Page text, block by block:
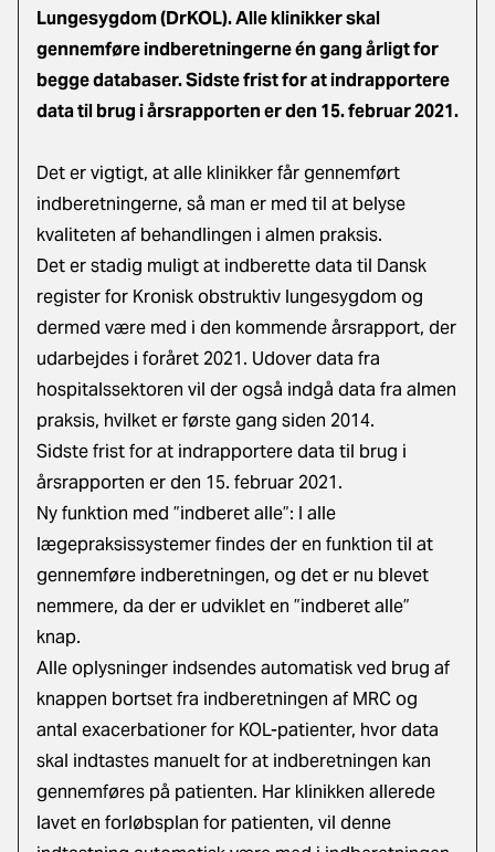
Lungesygdom (DrKOL). Alle klinikker skal
gennemføre indberetningerne én gang årligt for
begge databaser. Sidste frist for at indrapportere
data til brug i årsrapporten er den 15. februar 2021.
Det er vigtigt, at alle klinikker får gennemført
indberetningerne, så man er med til at belyse
kvaliteten af behandlingen i almen praksis.
Det er stadig muligt at indberette data til Dansk
register for Kronisk obstruktiv lungesygdom og
dermed være med i den kommende årsrapport, der
udarbejdes i foråret 2021. Udover data fra
hospitalssektoren vil der også indgå data fra almen
praksis, hvilket er første gang siden 2014.
Sidste frist for at indrapportere data til brug i
årsrapporten er den 15. februar 2021.
Ny funktion med ”indberet alle”: I alle
lægepraksissystemer findes der en funktion til at
gennemføre indberetningen, og det er nu blevet
nemmere, da der er udviklet en ”indberet alle”
knap.
Alle oplysninger indsendes automatisk ved brug af
knappen bortset fra indberetningen af MRC og
antal exacerbationer for KOL-patienter, hvor data
skal indtastes manuelt for at indberetningen kan
gennemføres på patienten. Har klinikken allerede
lavet en forløbsplan for patienten, vil denne